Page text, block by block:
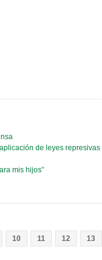
de leyes represivas
mis hijos”
10 11 12 13